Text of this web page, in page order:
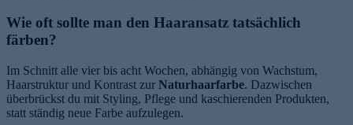
Wie oft sollte man den Haaransatz tatsächlich
färben?
Im Schnitt alle vier bis acht Wochen, abhängig von Wachstum,
Haarstruktur und Kontrast zur Naturhaarfarbe. Dazwischen
überbrückst du mit Styling, Pflege und kaschierenden Produkten,
statt ständig neue Farbe aufzulegen.